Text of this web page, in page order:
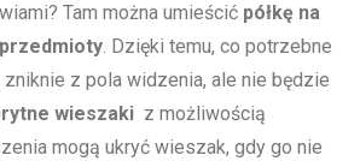
Tam można umieścić półkę na
. Dzięki temu, ​co⁣ potrzebne
​z​ pola widzenia, ‌ale‍ nie będzie⁤
⁤wieszaki ​ z możliwością
mogą ukryć wieszak, gdy go nie